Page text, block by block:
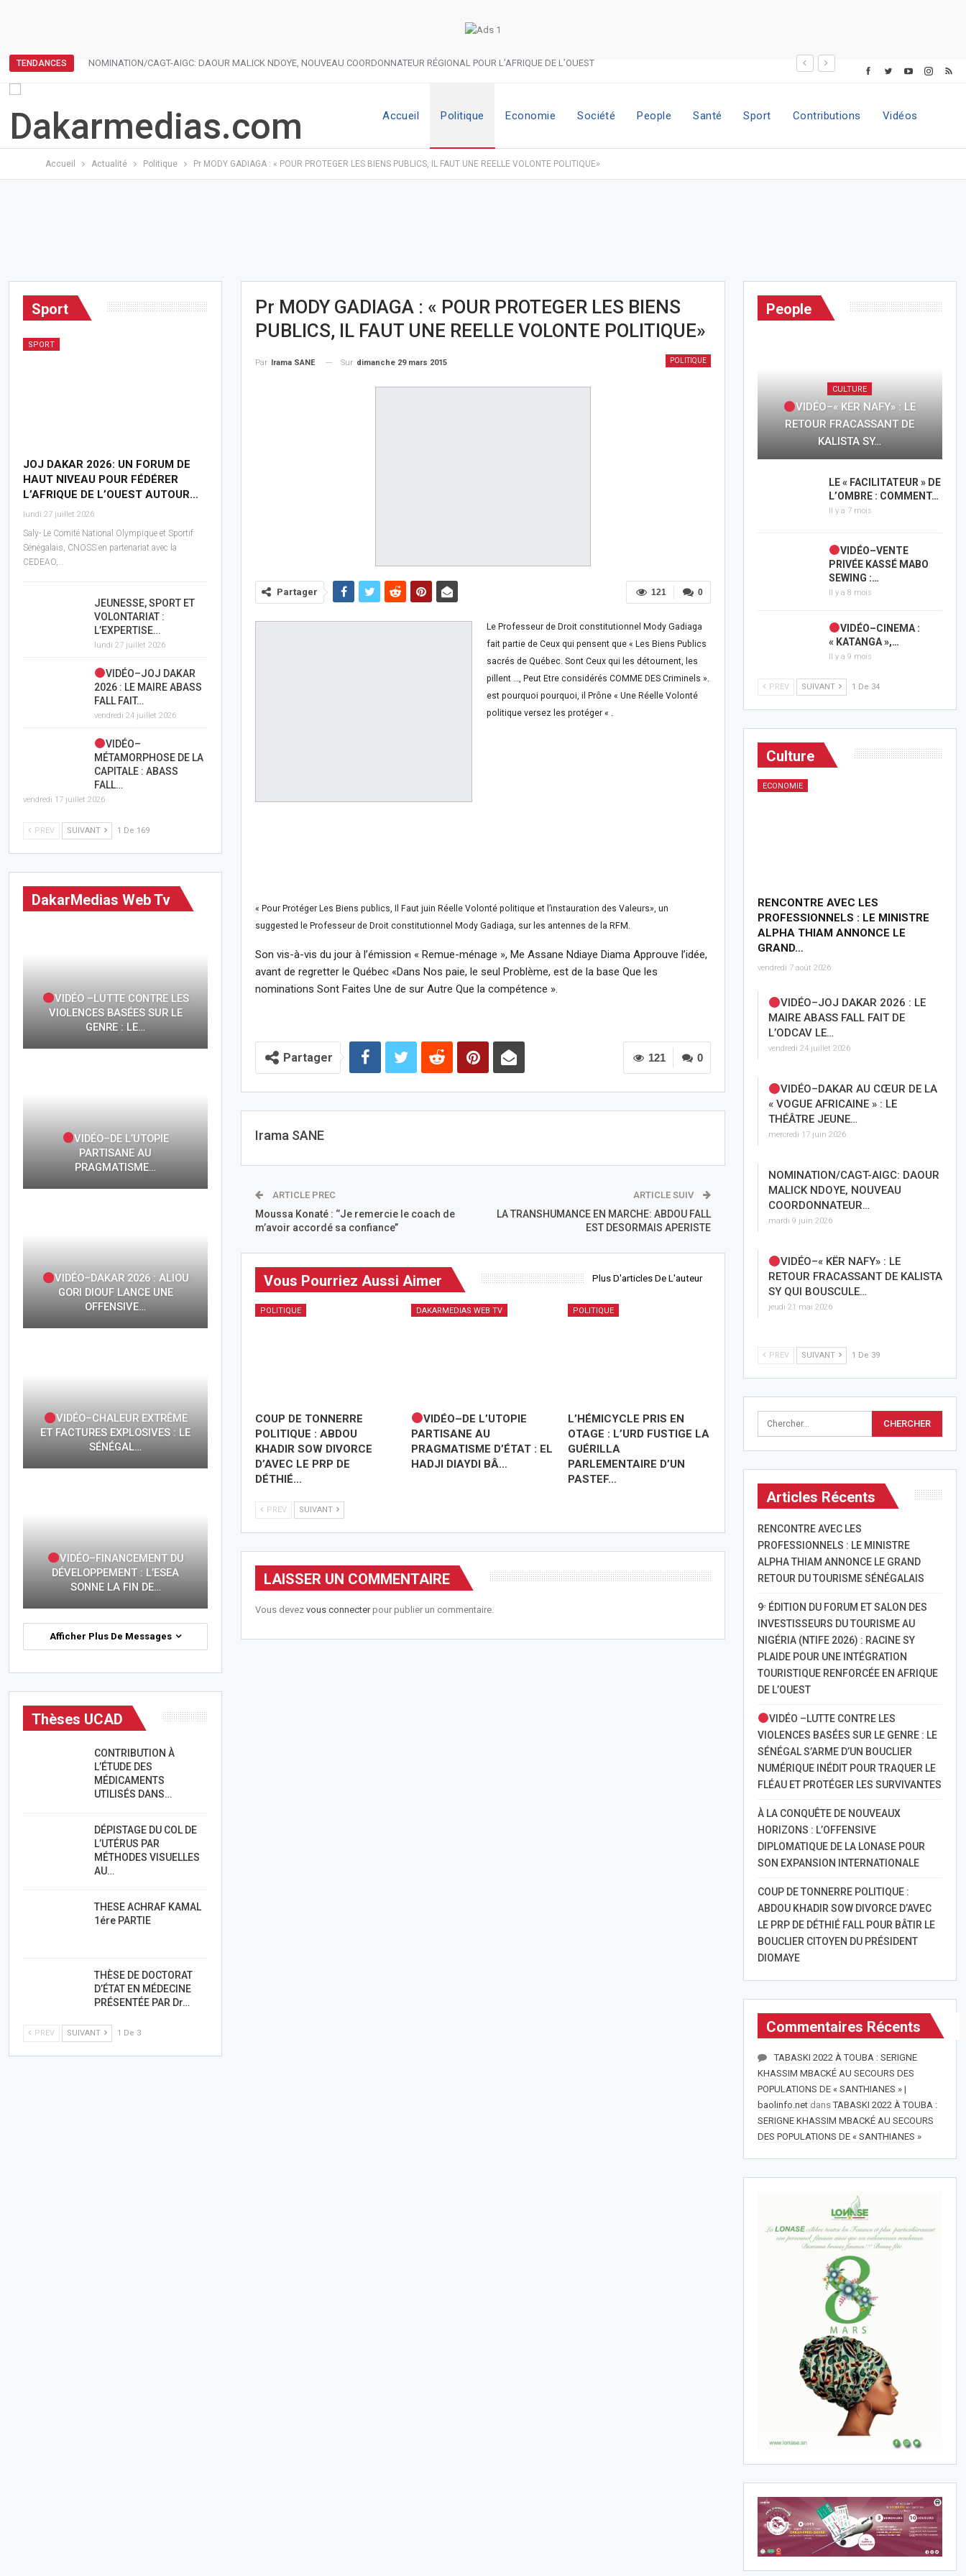
TENDANCES NOMINATION/CAGT-AIGC: DAOUR MALICK NDOYE, NOUVEAU COORDONNATEUR RÉGIONAL POUR L’AFRIQUE DE L’OUEST
Accueil Politique Economie Société People Santé Sport Contributions Vidéos
Accueil Actualité Politique Pr MODY GADIAGA : « POUR PROTEGER LES BIENS PUBLICS, IL FAUT UNE REELLE VOLONTE POLITIQUE»
Pr MODY GADIAGA : « POUR PROTEGER LES BIENS
PUBLICS, IL FAUT UNE REELLE VOLONTE POLITIQUE»
POLITIQUE
Par Irama SANE Sur dimanche 29 mars 2015
0
121
Partager
Le Professeur de Droit constitutionnel Mody Gadiaga
fait partie de Ceux qui pensent que « Les Biens Publics
sacrés de Québec. Sont Ceux qui les détournent, les
pillent …, Peut Etre considérés COMME DES Criminels ».
est pourquoi pourquoi, il Prône « Une Réelle Volonté
politique versez les protéger « .
« Pour Protéger Les Biens publics, Il Faut juin Réelle Volonté politique et l’instauration des Valeurs», un
suggested le Professeur de Droit constitutionnel Mody Gadiaga, sur les antennes de la RFM.
Son vis-à-vis du jour à l’émission « Remue-ménage », Me Assane Ndiaye Diama Approuve l’idée,
avant de regretter le Québec «Dans Nos paie, le seul Problème, est de la base Que les
nominations Sont Faites Une de sur Autre Que la compétence ».
0
121
Partager
Irama SANE
ARTICLE PREC
Moussa Konaté : ‘’Je remercie le coach de
m’avoir accordé sa confiance’’
ARTICLE SUIV
LA TRANSHUMANCE EN MARCHE: ABDOU FALL
EST DESORMAIS APERISTE
Vous Pourriez Aussi Aimer Plus D'articles De L'auteur
POLITIQUE
COUP DE TONNERRE
POLITIQUE : ABDOU
KHADIR SOW DIVORCE
D’AVEC LE PRP DE
DÉTHIÉ…
DAKARMEDIAS WEB TV
VIDÉO–DE L’UTOPIE
PARTISANE AU
PRAGMATISME D’ÉTAT : EL
HADJI DIAYDI BÂ…
POLITIQUE
L’HÉMICYCLE PRIS EN
OTAGE : L’URD FUSTIGE LA
GUÉRILLA
PARLEMENTAIRE D’UN
PASTEF…
PREV SUIVANT
LAISSER UN COMMENTAIRE
Vous devezvous connecterpour publier un commentaire.
People
CULTURE
VIDÉO–« KËR NAFY» : LE
RETOUR FRACASSANT DE
KALISTA SY…
LE « FACILITATEUR » DE
L’OMBRE : COMMENT…
Il y a 7 mois
VIDÉO–VENTE
PRIVÉE KASSÉ MABO
SEWING :…
Il y a 8 mois
VIDÉO–CINEMA :
« KATANGA »,…
Il y a 9 mois
PREV SUIVANT 1 De 34
Culture
ECONOMIE
RENCONTRE AVEC LES
PROFESSIONNELS : LE MINISTRE
ALPHA THIAM ANNONCE LE
GRAND…
vendredi 7 août 2026
VIDÉO–JOJ DAKAR 2026 : LE
MAIRE ABASS FALL FAIT DE
L’ODCAV LE…
vendredi 24 juillet 2026
VIDÉO–DAKAR AU CŒUR DE LA
« VOGUE AFRICAINE » : LE
THÉÂTRE JEUNE…
mercredi 17 juin 2026
NOMINATION/CAGT-AIGC: DAOUR
MALICK NDOYE, NOUVEAU
COORDONNATEUR…
mardi 9 juin 2026
VIDÉO–« KËR NAFY» : LE
RETOUR FRACASSANT DE KALISTA
SY QUI BOUSCULE…
jeudi 21 mai 2026
PREV SUIVANT 1 De 39
Articles Récents
RENCONTRE AVEC LES
PROFESSIONNELS : LE MINISTRE
ALPHA THIAM ANNONCE LE GRAND
RETOUR DU TOURISME SÉNÉGALAIS
9ᵉ ÉDITION DU FORUM ET SALON DES
INVESTISSEURS DU TOURISME AU
NIGÉRIA (NTIFE 2026) : RACINE SY
PLAIDE POUR UNE INTÉGRATION
TOURISTIQUE RENFORCÉE EN AFRIQUE
DE L’OUEST
VIDÉO –LUTTE CONTRE LES
VIOLENCES BASÉES SUR LE GENRE : LE
SÉNÉGAL S’ARME D’UN BOUCLIER
NUMÉRIQUE INÉDIT POUR TRAQUER LE
FLÉAU ET PROTÉGER LES SURVIVANTES
À LA CONQUÊTE DE NOUVEAUX
HORIZONS : L’OFFENSIVE
DIPLOMATIQUE DE LA LONASE POUR
SON EXPANSION INTERNATIONALE
COUP DE TONNERRE POLITIQUE :
ABDOU KHADIR SOW DIVORCE D’AVEC
LE PRP DE DÉTHIÉ FALL POUR BÂTIR LE
BOUCLIER CITOYEN DU PRÉSIDENT
DIOMAYE
Commentaires Récents
TABASKI 2022 À TOUBA : SERIGNE
KHASSIM MBACKÉ AU SECOURS DES
POPULATIONS DE « SANTHIANES » |
baolinfo.netdansTABASKI 2022 À TOUBA :
SERIGNE KHASSIM MBACKÉ AU SECOURS
DES POPULATIONS DE « SANTHIANES »
Sport
SPORT
JOJ DAKAR 2026: UN FORUM DE
HAUT NIVEAU POUR FÉDÉRER
L’AFRIQUE DE L’OUEST AUTOUR…
lundi 27 juillet 2026
Saly- Le Comité National Olympique et Sportif
Sénégalais, CNOSS en partenariat avec la
CEDEAO,…
JEUNESSE, SPORT ET
VOLONTARIAT :
L’EXPERTISE…
lundi 27 juillet 2026
VIDÉO–JOJ DAKAR
2026 : LE MAIRE ABASS
FALL FAIT…
vendredi 24 juillet 2026
VIDÉO–
MÉTAMORPHOSE DE LA
CAPITALE : ABASS
FALL…
vendredi 17 juillet 2026
PREV SUIVANT 1 De 169
DakarMedias Web Tv
VIDÉO –LUTTE CONTRE LES
VIOLENCES BASÉES SUR LE
GENRE : LE…
VIDÉO–DE L’UTOPIE
PARTISANE AU
PRAGMATISME…
VIDÉO–DAKAR 2026 : ALIOU
GORI DIOUF LANCE UNE
OFFENSIVE…
VIDÉO–CHALEUR EXTRÊME
ET FACTURES EXPLOSIVES : LE
SÉNÉGAL…
VIDÉO–FINANCEMENT DU
DÉVELOPPEMENT : L’ESEA
SONNE LA FIN DE…
Afficher Plus De Messages
Thèses UCAD
CONTRIBUTION À
L’ÉTUDE DES
MÉDICAMENTS
UTILISÉS DANS…
DÉPISTAGE DU COL DE
L’UTÉRUS PAR
MÉTHODES VISUELLES
AU…
THESE ACHRAF KAMAL
1ére PARTIE
THÈSE DE DOCTORAT
D’ÉTAT EN MÉDECINE
PRÉSENTÉE PAR Dr…
PREV SUIVANT 1 De 3